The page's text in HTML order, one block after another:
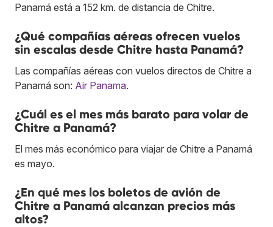
Panamá está a 152 km. de distancia de Chitre.
¿Qué compañías aéreas ofrecen vuelos
sin escalas desde Chitre hasta Panamá?
Las compañías aéreas con vuelos directos de Chitre a
Panamá son: Air Panama.
¿Cuál es el mes más barato para volar de
Chitre a Panamá?
El mes más económico para viajar de Chitre a Panamá
es mayo.
¿En qué mes los boletos de avión de
Chitre a Panamá alcanzan precios más
altos?